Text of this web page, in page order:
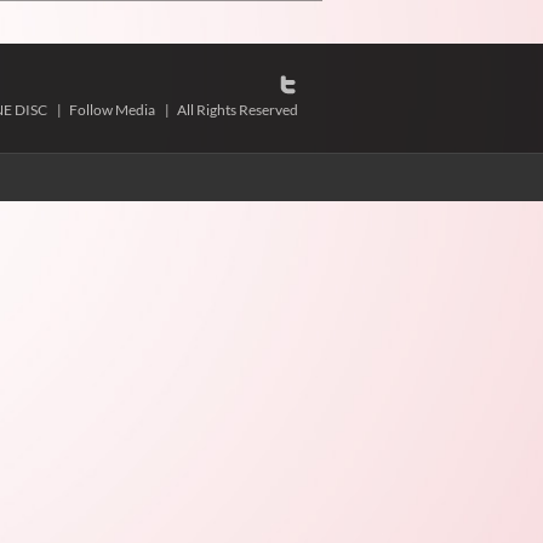
DISC | Follow Media | All Rights Reserved